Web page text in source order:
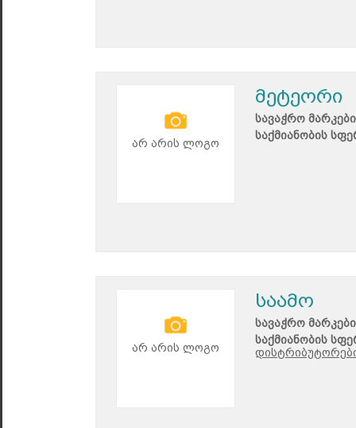
არ არის ლოგო
მეტეორი
სავაჭრო
საქმიანობის
არ არის ლოგო
საამო
სავაჭრო
საქმიანობის